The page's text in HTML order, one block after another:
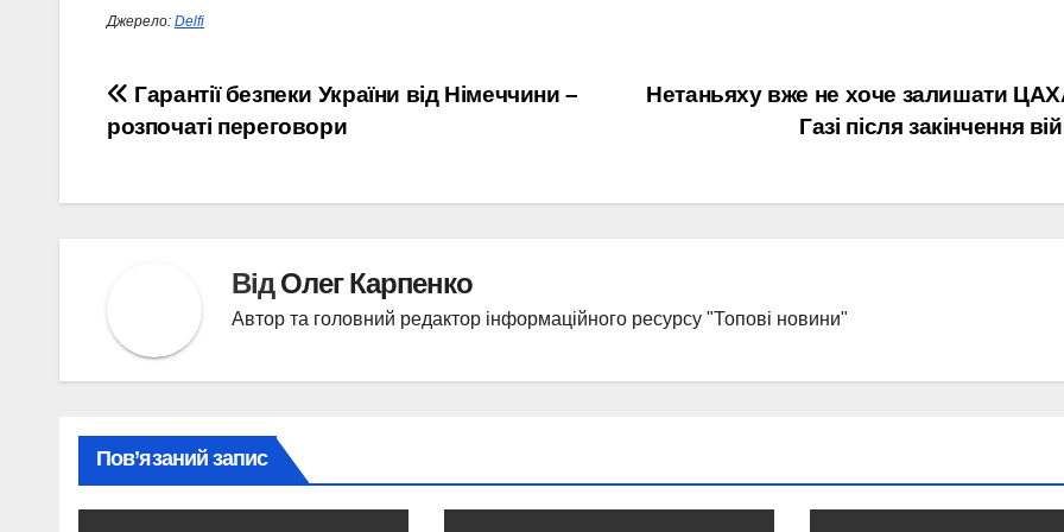
Джерело: Delfi
Навігація
записів
Нетаньяху вже не хоче залишати
Газі після закінчення
Гарантії безпеки України від Німеччини –
розпочаті переговори
ВідОлег Карпенко
Автор та головний редактор інформаційного ресурсу "Топові новини"
Пов’язаний запис